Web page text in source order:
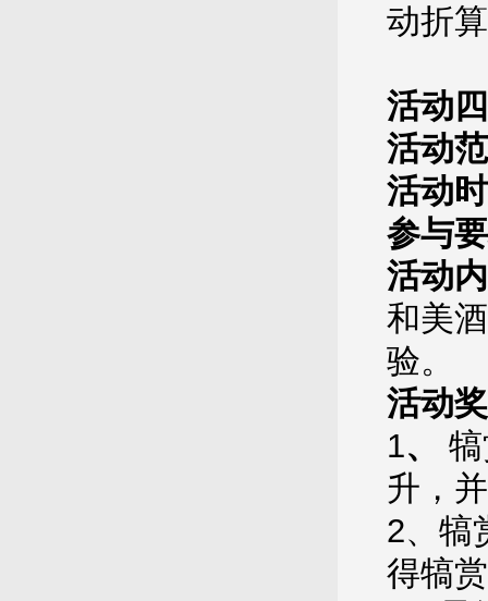
动折
活动
活动
活动
参与
活动
和美
验。
活动
1、
升，
2、犒
得犒